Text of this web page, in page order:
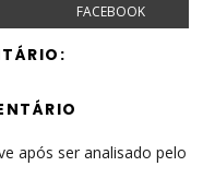
FACEBOOK
após ser analisado pelo